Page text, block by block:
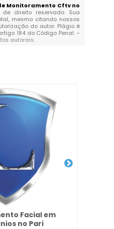
Monitoramento Cftv no
direito reservado. Sua
mesmo citando nossos
do autor. Plágio é
184 do Código Penal. –
autorais.
Facial em
no Pari